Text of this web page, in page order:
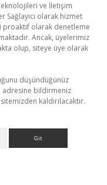
ve İletişim
Sağlayıcı olarak hizmet
proaktif olarak denetleme
Ancak, üyelerimiz
olup, siteye üye olarak
düşündüğünüz
adresine bildirmeniz
kaldırılacaktır.